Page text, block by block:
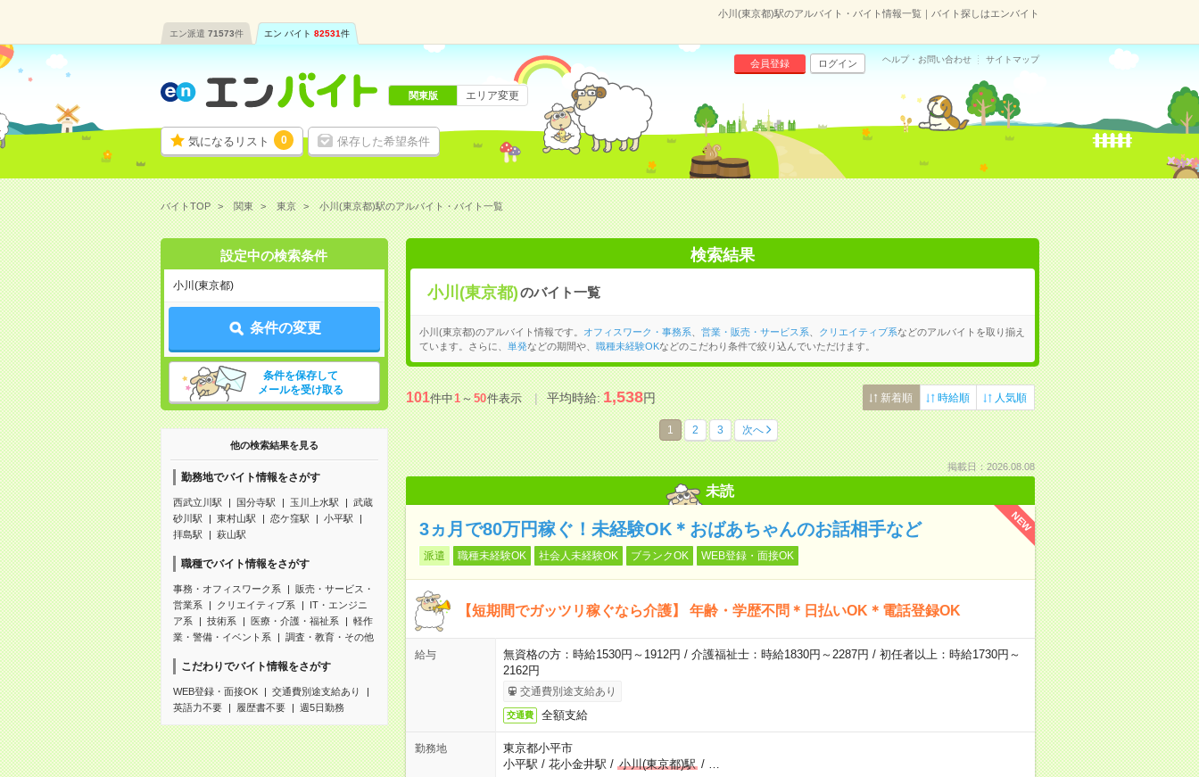
小川(東京都)駅のアルバイト・バイト情報一覧｜バイト探しはエンバイト
エン派遣 71573件 エン バイト 82531件
気になるリスト 0 保存した希望条件
会員登録 ログイン ヘルプ・お問い合わせ サイトマップ
関東版 エリア変更
バイトTOP 関東 東京 小川(東京都)駅のアルバイト・バイト一覧
設定中の検索条件
小川(東京都)
条件の変更
条件を保存して
メールを受け取る
他の検索結果を見る
勤務地でバイト情報をさがす
西武立川駅 国分寺駅 玉川上水駅
武蔵
砂川駅
東村山駅 恋ケ窪駅
小平駅
拝島駅
萩山駅
職種でバイト情報をさがす
事務・オフィスワーク系
販売・サービス・
営業系
クリエイティブ系
IT・エンジニ
ア系
技術系 医療・介護・福祉系
軽作
業・警備・イベント系
調査・教育・その他
こだわりでバイト情報をさがす
WEB登録・面接OK
交通費別途支給あり
英語力不要
履歴書不要 週5日勤務
検索結果
小川(東京都)のバイト一覧
小川(東京都)のアルバイト情報です。 オフィスワーク・事務系 営業・販売・サービス系 クリエイティブ系などのアルバイトを取り揃え
ています。さらに、
単発などの期間や、 職種未経験OKなどのこだわり条件で絞り込んでいただけます。
101件中1～50件表示 平均時給:1,538円 新着順 時給順 人気順
1 2 3 次へ
掲載日：2026.08.08
未読
NEW
3ヵ月で80万円稼ぐ！未経験OK＊おばあちゃんのお話相手など
派遣 職種未経験OK 社会人未経験OK ブランクOK WEB登録・面接OK
【短期間でガッツリ稼ぐなら介護】 年齢・学歴不問＊日払いOK＊電話登録OK
給与
無資格の方：時給1530円～1912円 / 介護福祉士：時給1830円～2287円 / 初任者以上：時給1730円～
2162円
交通費別途支給あり
交通費 全額支給
勤務地
東京都小平市
小平駅 / 花小金井駅 / 小川(東京都)駅/